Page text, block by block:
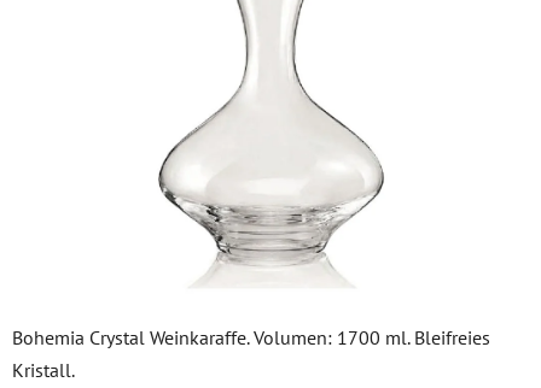
Bohemia Crystal Weinkaraffe. Volumen: 1700 ml. Bleifreies
Kristall.